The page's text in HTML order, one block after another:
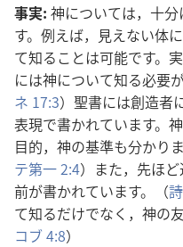
事実: 神については， 十分
す。 例えば， 見えない体
て知ることは可能です。 実
には神について知る必要
ネ 17:3） 聖書には創造者
表現で書かれています。 神
目的， 神の基準も分かり
テ第一 2:4）また， 先ほど
前が書かれています。（詩
て知るだけでなく， 神の友
コブ 4:8）